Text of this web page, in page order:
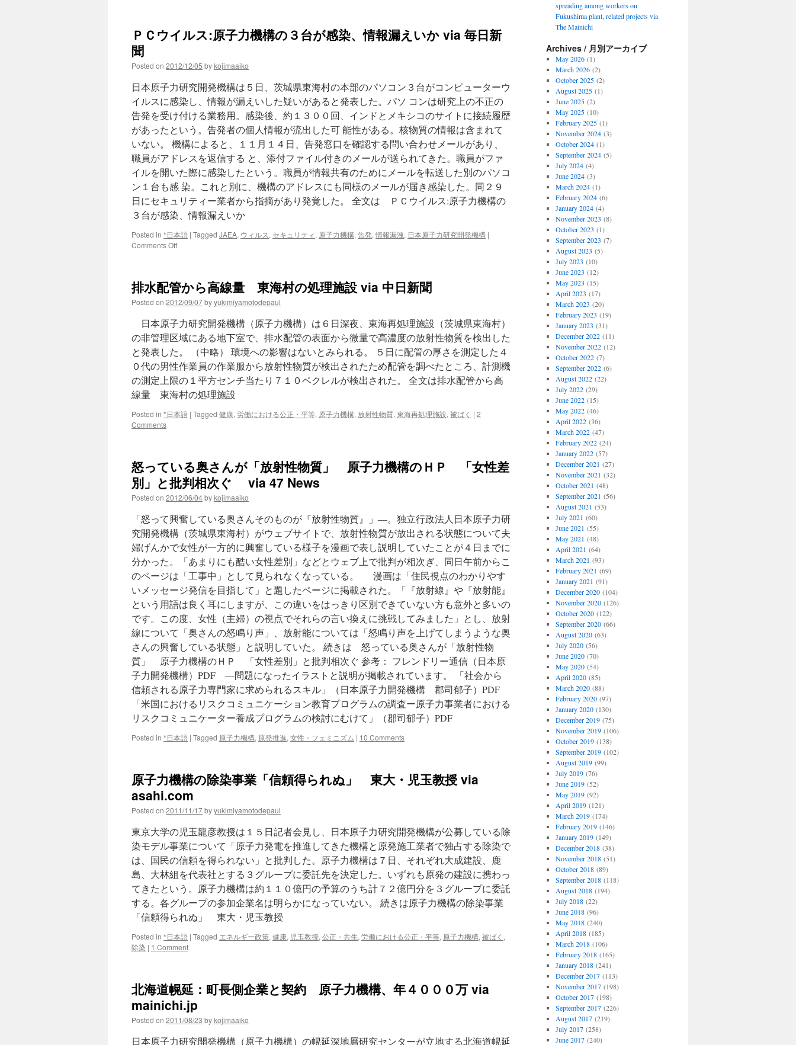
聞
ゅ」
ル
ス
感
染
情
報
流
出
の
可
能
性
Huffington
ＰＣウイルス:原子力機構の３台が感染、情報漏えいか via 毎日新
聞
Posted on 2012/12/05 bykojimaaiko
日本原子力研究開発機構は５日、茨城県東海村の本部のパソコン３台がコンピューターウ
イルスに感染し、情報が漏えいした疑いがあると発表した。パソ コンは研究上の不正の
告発を受け付ける業務用。感染後、約１３００回、インドとメキシコのサイトに接続履歴
があったという。告発者の個人情報が流出した可 能性がある。核物質の情報は含まれて
いない。 機構によると、１１月１４日、告発窓口を確認する問い合わせメールがあり、
職員がアドレスを返信する と、添付ファイル付きのメールが送られてきた。職員がファ
イルを開いた際に感染したという。職員が情報共有のためにメールを転送した別のパソコ
ン１台も感 染。これと別に、機構のアドレスにも同様のメールが届き感染した。同２９
日にセキュリティー業者から指摘があり発覚した。 全文は ＰＣウイルス:原子力機構の
３台が感染、情報漏えいか
Posted in *日本語 | Tagged JAEA, ウィルス, セキュリティ, 原子力機構, 告発, 情報漏洩, 日本原子力研究開発機構 |
Comments Offon
イ
ル
ス:
原
子
力
機
構
の
３
台
感
え
い
か
via
日
新
聞
排水配管から高線量 東海村の処理施設 via 中日新聞
Posted on 2012/09/07byyukimiyamotodepaul
日本原子力研究開発機構（原子力機構）は６日深夜、東海再処理施設（茨城県東海村）
の非管理区域にある地下室で、排水配管の表面から微量で高濃度の放射性物質を検出した
と発表した。 （中略） 環境への影響はないとみられる。 ５日に配管の厚さを測定した４
０代の男性作業員の作業服から放射性物質が検出されたため配管を調べたところ、計測機
の測定上限の１平方センチ当たり７１０ベクレルが検出された。 全文は排水配管から高
線量 東海村の処理施設
Posted in *日本語 | Tagged 健康, 労働における公正・平等, 原子力機構, 放射性物質, 東海再処理施設, 被ばく | 2
Comments
怒っている奥さんが「放射性物質」 原子力機構のＨＰ 「女性差
別」と批判相次ぐ via 47 News
Posted on 2012/06/04bykojimaaiko
「怒って興奮している奥さんそのものが『放射性物質』」―。独立行政法人日本原子力研
究開発機構（茨城県東海村）がウェブサイトで、放射性物質が放出される状態について夫
婦げんかで女性が一方的に興奮している様子を漫画で表し説明していたことが４日までに
分かった。「あまりにも酷い女性差別」などとウェブ上で批判が相次ぎ、同日午前からこ
のページは「工事中」として見られなくなっている。 漫画は「住民視点のわかりやす
いメッセージ発信を目指して」と題したページに掲載された。「『放射線』や『放射能』
という用語は良く耳にしますが、この違いをはっきり区別できていない方も意外と多いの
です。この度、女性（主婦）の視点でそれらの言い換えに挑戦してみました」とし、放射
線について「奥さんの怒鳴り声」、放射能については「怒鳴り声を上げてしまうような奥
さんの興奮している状態」と説明していた。 続きは 怒っている奥さんが「放射性物
質」 原子力機構のＨＰ 「女性差別」と批判相次ぐ 参考： フレンドリー通信（日本原
子力開発機構）PDF ―問題になったイラストと説明が掲載されています。 「社会から
信頼される原子力専門家に求められるスキル」（日本原子力開発機構 郡司郁子）PDF
「米国におけるリスクコミュニケーション教育プログラムの調査ー原子力事業者における
リスクコミュニケーター養成プログラムの検討にむけて」（郡司郁子）PDF
Posted in *日本語 | Tagged 原子力機構, 原発推進, 女性・フェミニズム | 10 Comments
原子力機構の除染事業「信頼得られぬ」 東大・児玉教授 via
asahi.com
Posted on 2011/11/17byyukimiyamotodepaul
東京大学の児玉龍彦教授は１５日記者会見し、日本原子力研究開発機構が公募している除
染モデル事業について「原子力発電を推進してきた機構と原発施工業者で独占する除染で
は、国民の信頼を得られない」と批判した。原子力機構は７日、それぞれ大成建設、鹿
島、大林組を代表社とする３グループに委託先を決定した。いずれも原発の建設に携わっ
てきたという。原子力機構は約１１０億円の予算のうち計７２億円分を３グループに委託
する。各グループの参加企業名は明らかになっていない。 続きは原子力機構の除染事業
「信頼得られぬ」 東大・児玉教授
Posted in *日本語 | Tagged エネルギー政策, 健康, 児玉教授, 公正・共生, 労働における公正・平等, 原子力機構, 被ばく ,
除染 | 1 Comment
北海道幌延：町長側企業と契約 原子力機構、年４０００万 via
mainichi.jp
Posted on 2011/08/23 bykojimaaiko
日本原子力研究開発機構（原子力機構）の幌延深地層研究センターが立地する北海道幌延
spreading among workers on
Fukushima plant, related projects via
The Mainichi
Archives / 月別アーカイブ
May 2026(1)
March 2026(2)
October 2025(2)
August 2025(1)
June 2025(2)
May 2025(10)
February 2025(1)
November 2024(3)
October 2024(1)
September 2024(5)
July 2024(4)
June 2024(3)
March 2024(1)
February 2024(6)
January 2024(4)
November 2023 (8)
October 2023 (1)
September 2023 (7)
August 2023 (5)
July 2023 (10)
June 2023 (12)
May 2023 (15)
April 2023 (17)
March 2023 (20)
February 2023 (19)
January 2023 (31)
December 2022(11)
November 2022(12)
October 2022(7)
September 2022(6)
August 2022(22)
July 2022(29)
June 2022(15)
May 2022(46)
April 2022(36)
March 2022(47)
February 2022(24)
January 2022(57)
December 2021 (27)
November 2021 (32)
October 2021 (48)
September 2021 (56)
August 2021 (53)
July 2021 (60)
June 2021 (55)
May 2021 (48)
April 2021 (64)
March 2021 (93)
February 2021 (69)
January 2021 (91)
December 2020(104)
November 2020(126)
October 2020(122)
September 2020(66)
August 2020(63)
July 2020(56)
June 2020(70)
May 2020(54)
April 2020(85)
March 2020(88)
February 2020(97)
January 2020(130)
December 2019(75)
November 2019(106)
October 2019(138)
September 2019(102)
August 2019(99)
July 2019(76)
June 2019(52)
May 2019(92)
April 2019(121)
March 2019(174)
February 2019(146)
January 2019(149)
December 2018(38)
November 2018(51)
October 2018(89)
September 2018(118)
August 2018(194)
July 2018(22)
June 2018(96)
May 2018(240)
April 2018(185)
March 2018(106)
February 2018(165)
January 2018(241)
December 2017(113)
November 2017(198)
October 2017(198)
September 2017(226)
August 2017(219)
July 2017(258)
June 2017(240)